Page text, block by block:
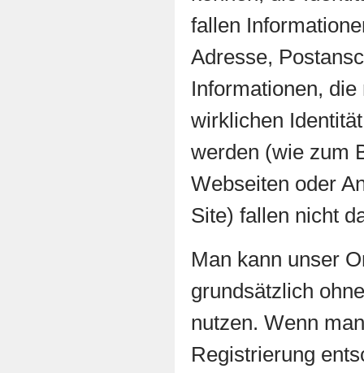
fallen
Adresse,
Informationen,
wirklichen
werden (wie zum
Webseiten oder
Site) fallen nicht
Man kann unser
grundsätzlich
nutzen. Wenn
Registrierung